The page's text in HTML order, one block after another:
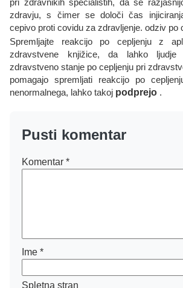
pri zdravnikih specialistih, da se
zdravju, s čimer se določi čas
cepivo proti covidu za zdravljenje. odziv po
Spremljajte reakcijo po cepljenju z
zdravstvene knjižice, da lahko
zdravstveno stanje po cepljenju pri
pomagajo spremljati reakcijo po
nenormalnega, lahko takoj podprejo .
Pusti komentar
Komentar *
Ime *
Spletna stran